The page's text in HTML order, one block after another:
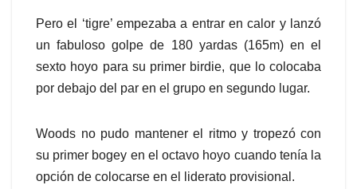
Pero el ‘tigre’ empezaba a entrar en calor y lanzó
un fabuloso golpe de 180 yardas (165m) en el
sexto hoyo para su primer birdie, que lo colocaba
por debajo del par en el grupo en segundo lugar.
Woods no pudo mantener el ritmo y tropezó con
su primer bogey en el octavo hoyo cuando tenía la
opción de colocarse en el liderato provisional.